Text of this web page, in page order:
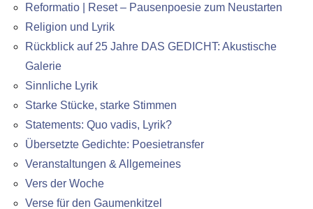
Reformatio | Reset – Pausenpoesie zum Neustarten
Religion und Lyrik
Rückblick auf 25 Jahre DAS GEDICHT: Akustische
Galerie
Sinnliche Lyrik
Starke Stücke, starke Stimmen
Statements: Quo vadis, Lyrik?
Übersetzte Gedichte: Poesietransfer
Veranstaltungen & Allgemeines
Vers der Woche
Verse für den Gaumenkitzel